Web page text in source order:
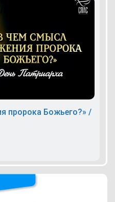
пророка Божьего?» /